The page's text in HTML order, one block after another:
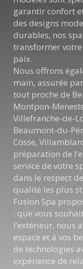
garantir confort
des designs
durables, nos
transformer votre
paix.
Nous offrons
main, assurée
tout proche de
Montpon-
Villefranche-de-
Beaumont-du-
Cosse,
préparation de
service de votre
dans le respect
qualité les plus
Fusion Spa
: que vous
l’extérieur, nous
espace et à vos
de technologies
expérience de